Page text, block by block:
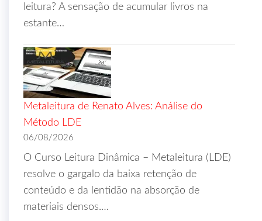
leitura? A sensação de acumular livros na
estante…
Metaleitura de Renato Alves: Análise do
Método LDE
06/08/2026
O Curso Leitura Dinâmica – Metaleitura (LDE)
resolve o gargalo da baixa retenção de
conteúdo e da lentidão na absorção de
materiais densos.…